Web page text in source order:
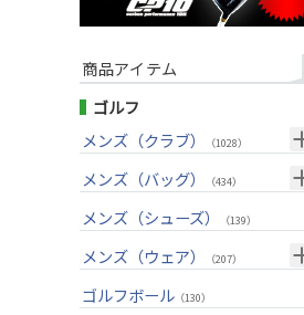
商品アイテム
ゴルフ
メンズ（クラブ）
（1028）
クラブセット(右用) （24）
ドライバー(右用)
フェアウェイウッド(右用) （100）
メンズ（バッグ） （434）
キャディバッグ（212）
ボストンバッグ
トートバッグ
メンズ（シューズ） （139）
メンズ（ウェア） （207）
トップス（55）
ゴルフボール （130）